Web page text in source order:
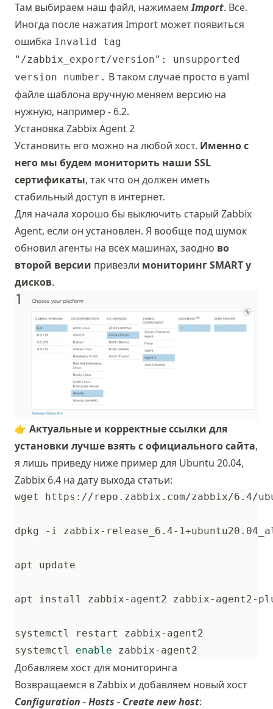
Там выбираем наш файл, нажимаемImport. Всё.
Иногда после нажатия Import может появиться
ошибка Invalid tag
"/zabbix_export/version": unsupported
version number. В таком случае просто в yaml
файле шаблона вручную меняем версию на
нужную, например - 6.2.
Установка Zabbix Agent 2
Установить его можно на любой хост. Именно с
него мы будем мониторить наши SSL
сертификаты, так что он должен иметь
стабильный доступ в интернет.
Для начала хорошо бы выключить старый Zabbix
Agent, если он установлен. Я вообще под шумок
обновил агенты на всех машинах, заодно во
второй версии привезли мониторинг SMART у
дисков.
👉 Актуальные и корректные ссылки для
установки лучше взять софициального сайта,
я лишь приведу ниже пример для Ubuntu 20.04,
Zabbix 6.4 на дату выхода статьи:
systemctl enable
Добавляем хост для мониторинга
Возвращаемся в Zabbix и добавляем новый хост
Configuration -Hosts - Create new host: